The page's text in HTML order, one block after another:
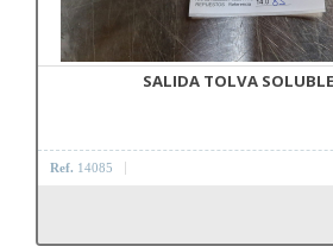
SALIDA TOLVA
Ref. 14085